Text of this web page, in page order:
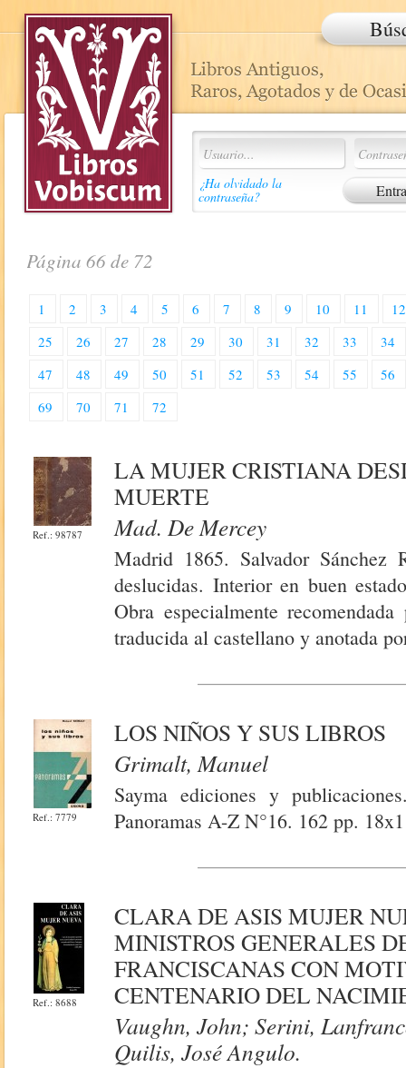
¿Ha olvidado la
contraseña?
Página 66 de 72
1 2 3 4 5 6 7 8 9 10 11
12
25
26 27 28 29 30 31 32 33
34
47
48 49 50 51 52 53 54 55
56
69
70 71 72
Ref.: 98787
LA MUJER CRISTIANA
MUERTE
Mad. De Mercey
Madrid 1865. Salvador
deslucidas. Interior en buen
Obra especialmente
traducida al castellano y anotada
Ref.: 7779
LOS NIÑOS Y SUS LIBROS
Grimalt, Manuel
Sayma ediciones y
Panoramas A-Z N°16. 162 pp.
Ref.: 8688
CLARA DE ASIS MUJER
MINISTROS GENERALES
FRANCISCANAS CON
CENTENARIO DEL
Vaughn, John; Serini,
Quilis, José Angulo.